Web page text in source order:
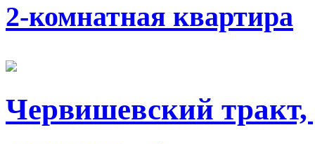
2-комнатная квартира
Червишевский